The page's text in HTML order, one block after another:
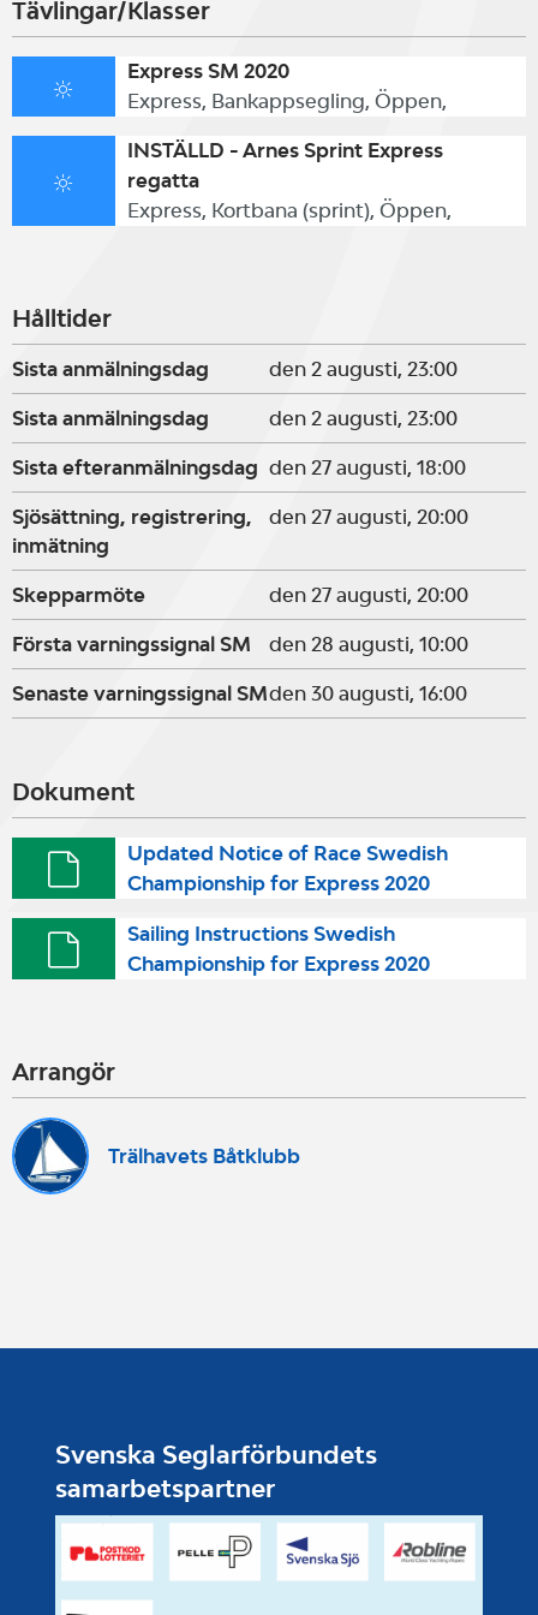
Varmt välkomna!
Tävlingar/Klasser
Express SM 2020
Express, Bankappsegling, Öppen,
INSTÄLLD - Arnes Sprint Express
regatta
Express, Kortbana (sprint), Öppen,
Hålltider
Sista anmälningsdag den 2 augusti, 23:00
Sista anmälningsdag den 2 augusti, 23:00
Sista efteranmälningsdag den 27 augusti, 18:00
Sjösättning, registrering,
inmätning
den 27 augusti, 20:00
Skepparmöte den 27 augusti, 20:00
Första varningssignal SM den 28 augusti, 10:00
Senaste varningssignal SMden 30 augusti, 16:00
Dokument
Updated Notice of Race Swedish
Championship for Express 2020
Sailing Instructions Swedish
Championship for Express 2020
Arrangör
Trälhavets Båtklubb
Svenska Seglarförbundets
samarbetspartner